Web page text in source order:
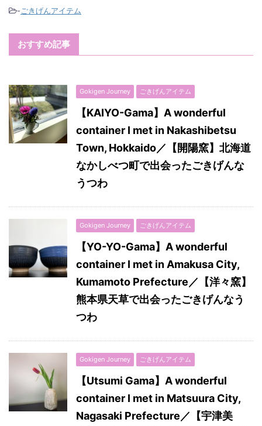
- ごきげんアイテム
おすすめ記事
Gokigen Journey ごきげんアイテム
【KAIYO-Gama】A wonderful
container I met in Nakashibetsu
Town, Hokkaido／【開陽窯】北海道
なかしべつ町で出会ったごきげんな
うつわ
Gokigen Journey ごきげんアイテム
【YO-YO-Gama】A wonderful
container I met in Amakusa City,
Kumamoto Prefecture／【洋々窯】
熊本県天草で出会ったごきげんなう
つわ
Gokigen Journey ごきげんアイテム
【Utsumi Gama】A wonderful
container I met in Matsuura City,
Nagasaki Prefecture／【宇津美